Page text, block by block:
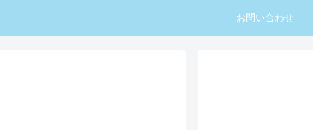
お問い合わせ